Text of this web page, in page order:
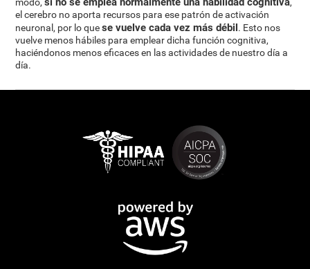
modo,
,
el cerebro no aporta recursos para ese patrón de activación
neuronal, por lo quese vuelve cada vez más débil. Esto nos
vuelve menos hábiles para emplear dicha función cognitiva,
haciéndonos menos eficaces en las actividades de nuestro día a
día.